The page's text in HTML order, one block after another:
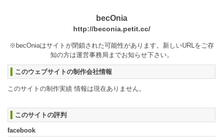
becOnia
http://beconia.petit.cc/
※becOniaはサイトが閉鎖された可能性があります。新しいURLをご存
知の方は運営事務局までお知らせ下さい。
このウェブサイトの制作会社情報
このサイトの制作実績 情報は現在ありません。
このサイトの評判
facebook